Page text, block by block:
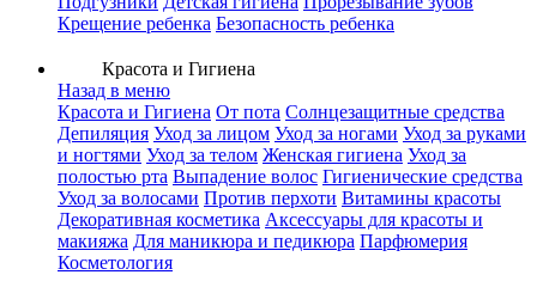
Крещение ребенка Безопасность ребенка
Красота и Гигиена
Назад в меню
Красота и Гигиена От пота Солнцезащитные средства
Депиляция Уход за лицом Уход за ногами Уход за руками
и ногтями Уход за телом Женская гигиена Уход за
полостью рта Выпадение волос Гигиенические средства
Уход за волосами Против перхоти Витамины красоты
Декоративная косметика Аксессуары для красоты и
макияжа Для маникюра и педикюра Парфюмерия
Косметология